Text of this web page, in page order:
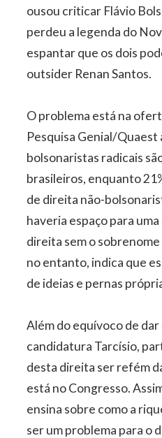
ousou criticar Flávio
perdeu a legenda do
espantar que os dois
outsider Renan Santos.
O problema está na
Pesquisa Genial/Quaest
bolsonaristas radicais
brasileiros, enquanto
de direita não-
haveria espaço para
direita sem o
no entanto, indica que
de ideias e pernas
Além do equívoco de
candidatura Tarcísio,
desta direita ser refém
está no Congresso.
ensina sobre como a
ser um problema para o